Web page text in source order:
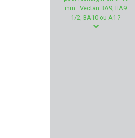
ATS AMMUNITION
SUPERLATIVE ARMS
mm : Vectan BA9, BA9
1/2, BA10 ou A1 ?